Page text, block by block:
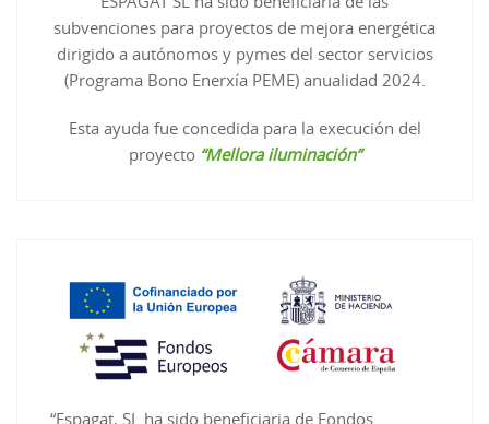
subvenciones para proyectos de mejora energética
dirigido a autónomos y pymes del sector servicios
(Programa Bono Enerxía PEME) anualidad 2024.
Esta ayuda fue concedida para la execución del
proyecto “Mellora iluminación”
“Espagat, SL ha sido beneficiaria de Fondos